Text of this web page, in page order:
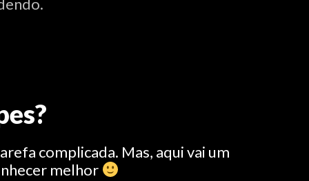
complicada. Mas, aqui vai um
melhor